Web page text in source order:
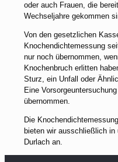
oder auch Frauen, die
Wechseljahre gekommen
Von den gesetzlichen
Knochendichtemessung
nur noch übernommen,
Knochenbruch erlitten
Sturz, ein Unfall oder
Eine
übernommen.
Die
bieten wir ausschließlich
Durlach an.